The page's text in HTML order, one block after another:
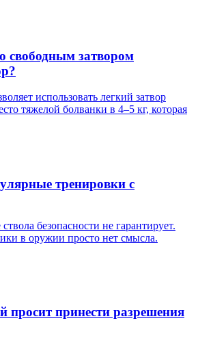
свободным затвором
использовать легкий затвор
тяжелой болванки в 4–5 кг, которая
тренировки с
безопасности не гарантирует.
в оружии просто нет смысла.
просит принести разрешения